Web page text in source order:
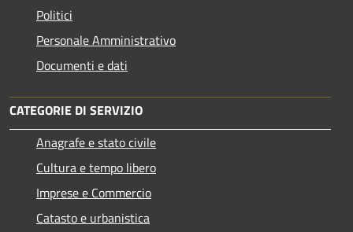
Politici
Personale Amministrativo
Documenti e dati
CATEGORIE DI SERVIZIO
Anagrafe e stato civile
Cultura e tempo libero
Imprese e Commercio
Catasto e urbanistica